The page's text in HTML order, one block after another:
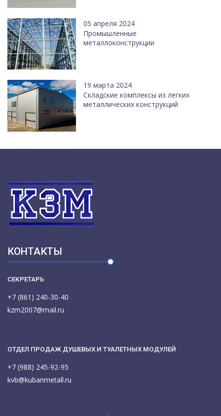
05 апреля 2024
Промышленные
металлоконструкции
19 марта 2024
Cкладские комплексы из легких
металлических конструкций
КОНТАКТЫ
СЕКРЕТАРЬ
+7 (861) 240-30-40
kzm2007@mail.ru
ОТДЕЛ ПРОДАЖ ДУШЕВЫХ И ТУАЛЕТНЫХ МОДУЛЕЙ
+7 (988) 245-92-95
kvb@kubanmetall.ru